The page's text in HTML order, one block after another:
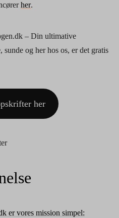
her.
– Din ultimative
sunde og her hos os, er det gratis
her
er vores mission simpel: